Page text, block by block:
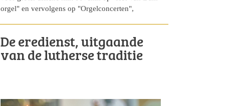
orgel" en vervolgens op "Orgelconcerten",
De eredienst, uitgaande
van de lutherse traditie